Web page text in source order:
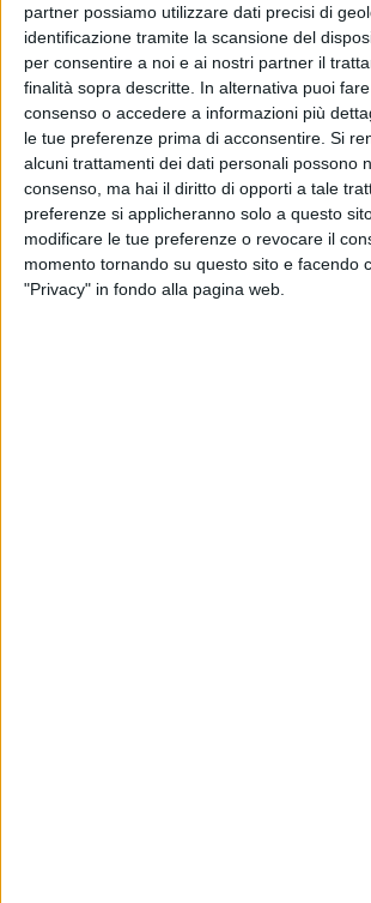
partner possiamo utilizzare dati precisi di
identificazione tramite la scansione del
per consentire a noi e ai nostri partner il
finalità sopra descritte. In alternativa puoi
consenso o accedere a informazioni più
le tue preferenze prima di acconsentire. Si
alcuni trattamenti dei dati personali possono
consenso, ma hai il diritto di opporti a tale
preferenze si applicheranno solo a questo
modificare le tue preferenze o revocare il
momento tornando su questo sito e facendo
"Privacy" in fondo alla pagina web.
Cercasi operatore
per la mostra
a Roma”
LOGISTICA 5 SETTEMBRE 2025